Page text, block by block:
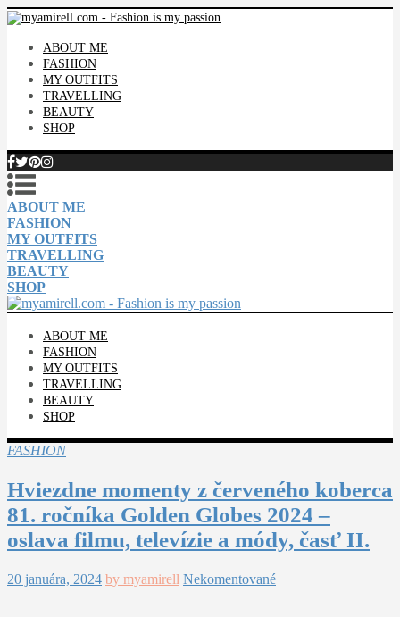
ABOUT ME
FASHION
MY OUTFITS
TRAVELLING
BEAUTY
SHOP
ABOUT ME
FASHION
MY OUTFITS
TRAVELLING
BEAUTY
SHOP
ABOUT ME
FASHION
MY OUTFITS
TRAVELLING
BEAUTY
SHOP
FASHION
Hviezdne momenty z červeného koberca
81. ročníka Golden Globes 2024 –
oslava filmu, televízie a módy, časť II.
20 januára, 2024 by myamirell Nekomentované